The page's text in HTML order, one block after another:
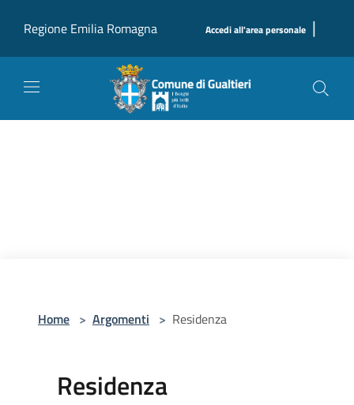
Regione Emilia Romagna
Accedi all'area personale |
Home > Argomenti > Residenza
Residenza